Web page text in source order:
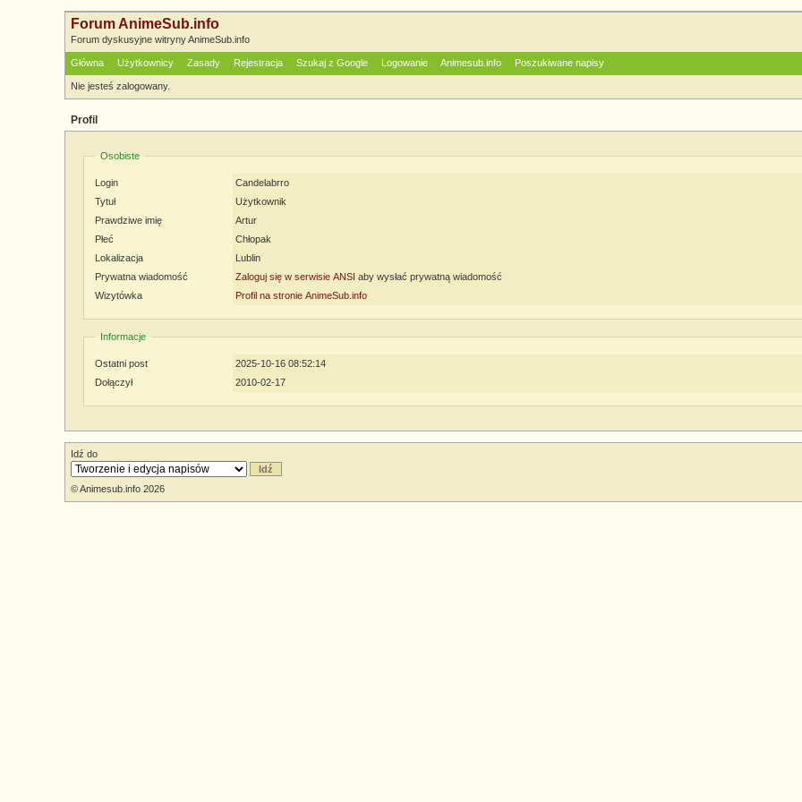
Forum AnimeSub.info
Forum dyskusyjne witryny AnimeSub.info
Główna Użytkownicy Zasady Rejestracja Szukaj z Google Logowanie Animesub.info Poszukiwane napisy
Nie jesteś zalogowany.
Profil
Osobiste
Login
Candelabrro
Tytuł
Użytkownik
Prawdziwe imię
Artur
Płeć
Chłopak
Lokalizacja
Lublin
Prywatna wiadomość
Zaloguj się w serwisie ANSI aby wysłać prywatną wiadomość
Wizytówka
Profil na stronie AnimeSub.info
Informacje
Ostatni post
2025-10-16 08:52:14
Dołączył
2010-02-17
Idź do
© Animesub.info 2026